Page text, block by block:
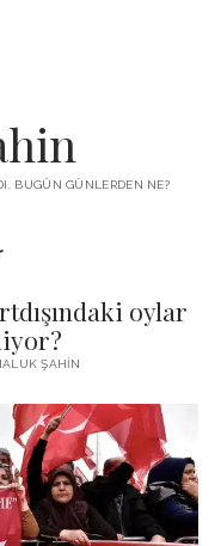
ÜZERINE
NOTES
BUGÜN GÜNLERDEN NE?
oylar
ŞAHIN